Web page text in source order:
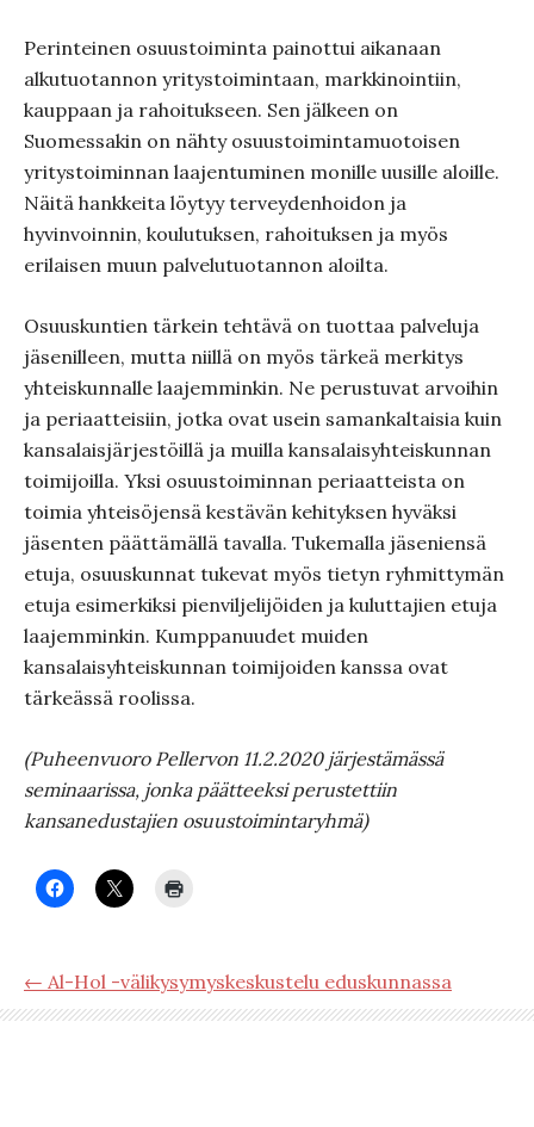
Perinteinen osuustoiminta painottui aikanaan
alkutuotannon yritystoimintaan, markkinointiin,
kauppaan ja rahoitukseen. Sen jälkeen on
Suomessakin on nähty osuustoimintamuotoisen
yritystoiminnan laajentuminen monille uusille aloille.
Näitä hankkeita löytyy terveydenhoidon ja
hyvinvoinnin, koulutuksen, rahoituksen ja myös
erilaisen muun palvelutuotannon aloilta.
Osuuskuntien tärkein tehtävä on tuottaa palveluja
jäsenilleen, mutta niillä on myös tärkeä merkitys
yhteiskunnalle laajemminkin. Ne perustuvat arvoihin
ja periaatteisiin, jotka ovat usein samankaltaisia kuin
kansalaisjärjestöillä ja muilla kansalaisyhteiskunnan
toimijoilla. Yksi osuustoiminnan periaatteista on
toimia yhteisöjensä kestävän kehityksen hyväksi
jäsenten päättämällä tavalla. Tukemalla jäseniensä
etuja, osuuskunnat tukevat myös tietyn ryhmittymän
etuja esimerkiksi pienviljelijöiden ja kuluttajien etuja
laajemminkin. Kumppanuudet muiden
kansalaisyhteiskunnan toimijoiden kanssa ovat
tärkeässä roolissa.
(Puheenvuoro Pellervon 11.2.2020 järjestämässä
seminaarissa, jonka päätteeksi perustettiin
kansanedustajien osuustoimintaryhmä)
← Al-Hol -välikysymyskeskustelu eduskunnassa